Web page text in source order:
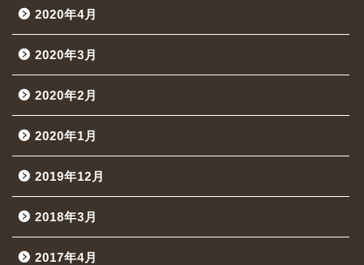
2020年4月
2020年3月
2020年2月
2020年1月
2019年12月
2018年3月
2017年4月